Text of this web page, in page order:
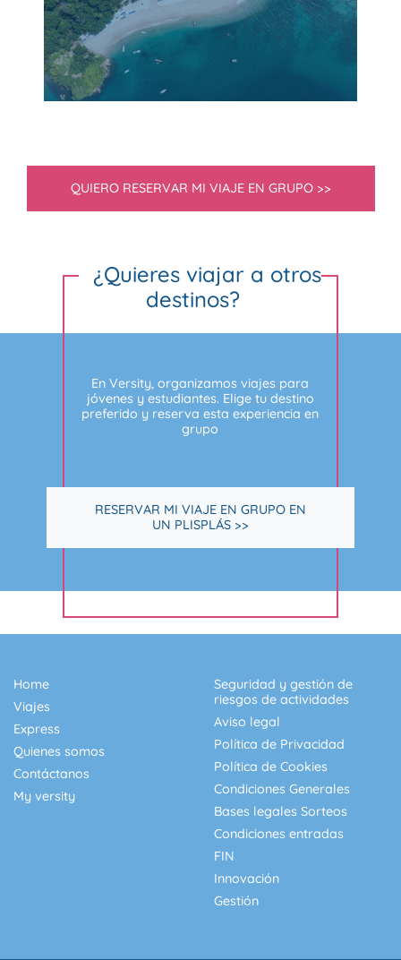
QUIERO RESERVAR MI VIAJE EN GRUPO >>
¿Quieres viajar a otros
destinos?
En Versity, organizamos viajes para
jóvenes y estudiantes. Elige tu destino
preferido y reserva esta experiencia en
grupo
RESERVAR MI VIAJE EN GRUPO EN
UN PLISPLÁS >>
Home
Viajes
Express
Quienes somos
Contáctanos
My versity
Seguridad y gestión de
riesgos de actividades
Aviso legal
Política de Privacidad
Política de Cookies
Condiciones Generales
Bases legales Sorteos
Condiciones entradas
FIN
Innovación
Gestión